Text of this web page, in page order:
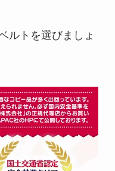
ルトを選びましょ